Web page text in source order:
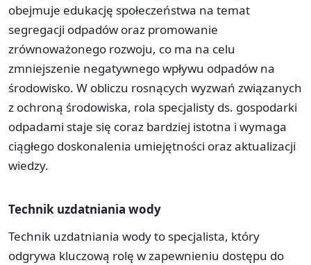
obejmuje edukację społeczeństwa na temat
segregacji odpadów oraz promowanie
zrównoważonego rozwoju, co ma na celu
zmniejszenie negatywnego wpływu odpadów na
środowisko. W obliczu rosnących wyzwań związanych
z ochroną środowiska, rola specjalisty ds. gospodarki
odpadami staje się coraz bardziej istotna i wymaga
ciągłego doskonalenia umiejętności oraz aktualizacji
wiedzy.
Technik uzdatniania wody
Technik uzdatniania wody to specjalista, który
odgrywa kluczową rolę w zapewnieniu dostępu do